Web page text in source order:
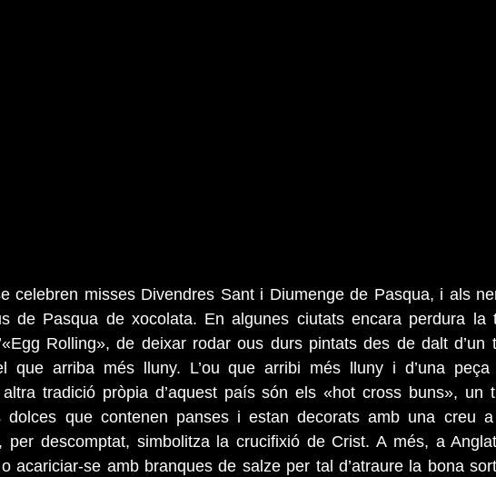
celebren misses Divendres Sant i Diumenge de Pasqua, i als
de Pasqua de xocolata. En algunes ciutats encara perdura la
Rolling», de deixar rodar ous durs pintats des de dalt d’un
que arriba més lluny. L’ou que arribi més lluny i d’una peça
tradició pròpia d’aquest país són els «hot cross buns», un
dolces que contenen panses i estan decorats amb una creu
per descomptat, simbolitza la crucifixió de Crist. A més, a
acariciar-se amb branques de salze per tal d’atraure la bona